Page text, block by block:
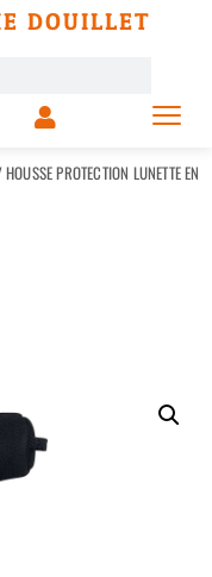
DOUILLET
PROTECTION LUNETTE EN